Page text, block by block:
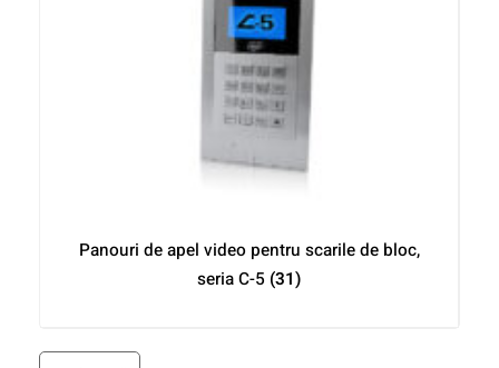
Panouri de apel video pentru scarile de bloc,
seria C-5 (31)